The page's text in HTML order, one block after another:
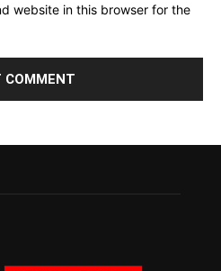
website in this browser for the